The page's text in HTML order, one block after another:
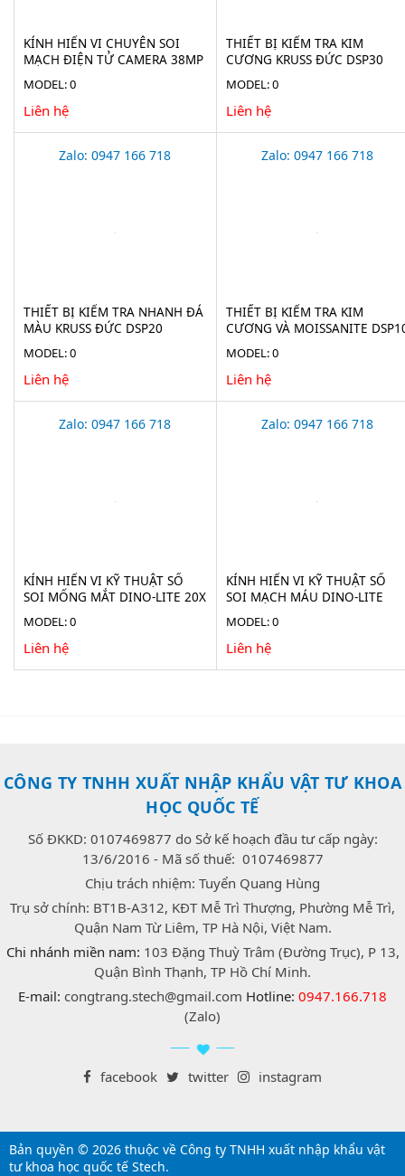
KÍNH HIỂN VI CHUYÊN SOI
MẠCH ĐIỆN TỬ CAMERA 38MP
MODEL: 0
Liên hệ
THIẾT BỊ KIỂM TRA KIM
CƯƠNG KRUSS ĐỨC DSP30
MODEL: 0
Liên hệ
Zalo: 0947 166 718
THIẾT BỊ KIỂM TRA NHANH ĐÁ
MÀU KRUSS ĐỨC DSP20
MODEL: 0
Liên hệ
Zalo: 0947 166 718
THIẾT BỊ KIỂM TRA KIM
CƯƠNG VÀ MOISSANITE
MODEL: 0
Liên hệ
Zalo: 0947 166 718
KÍNH HIỂN VI KỸ THUẬT SỐ
SOI MỐNG MẮT DINO-LITE 20X
MODEL: 0
Liên hệ
Zalo: 0947 166 718
KÍNH HIỂN VI KỸ THUẬT SỐ
SOI MẠCH MÁU DINO-LITE
MODEL: 0
Liên hệ
CÔNG TY TNHH XUẤT NHẬP KHẨU VẬT TƯ KHOA
HỌC QUỐC TẾ
Số ĐKKD: 0107469877 do Sở kế hoạch đầu tư cấp ngày:
13/6/2016 - Mã số thuế: 0107469877
Chịu trách nhiệm: Tuyển Quang Hùng
Trụ sở chính: BT1B-A312, KĐT Mễ Trì Thượng, Phường Mễ Trì,
Quận Nam Từ Liêm, TP Hà Nội, Việt Nam.
Chi nhánh miền nam: 103 Đặng Thuỳ Trâm (Đường Trục), P 13,
Quận Bình Thạnh, TP Hồ Chí Minh.
E-mail: congtrang.stech@gmail.com Hotline: 0947.166.718
(Zalo)
facebook twitter instagram
Bản quyền © 2026 thuộc về Công ty TNHH xuất nhập khẩu vật
tư khoa học quốc tế Stech.